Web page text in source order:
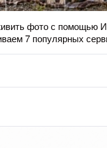
фото с помощью
7 популярных